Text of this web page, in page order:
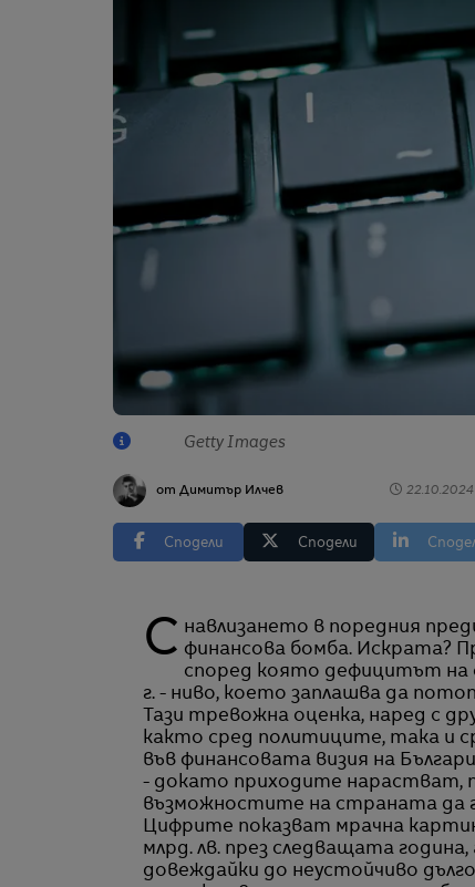
Getty Images
от Димитър Илчев
Сподели Сподели
С навлизането в поредния предизборен етап България е изправена пред тиктакаща финансова бомба. Искрата?
според която дефицитът на
г. - ниво, което заплашва да
Тази тревожна оценка, наред с
както сред политиците, така и
във финансовата визия на
- докато приходите нарастват,
възможностите на страната да
Цифрите показват мрачна
млрд. лв. през следващата година,
довеждайки до неустойчиво